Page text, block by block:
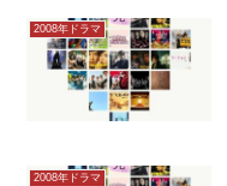
2008年ドラマ
2008年ドラマ